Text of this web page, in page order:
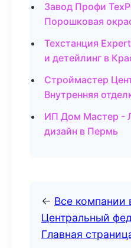
Завод Профи
Порошковая
Техстанция
и детейлинг в
Строймастер
Внутренняя
ИП Дом Мастер -
дизайн в Пермь
← Все компании
Центральный
Главная